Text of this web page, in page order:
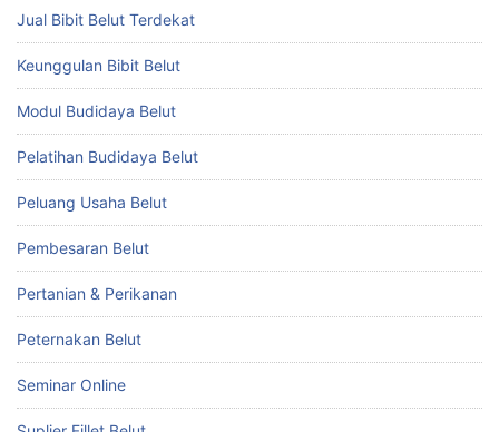
Jual Bibit Belut Terdekat
Keunggulan Bibit Belut
Modul Budidaya Belut
Pelatihan Budidaya Belut
Peluang Usaha Belut
Pembesaran Belut
Pertanian & Perikanan
Peternakan Belut
Seminar Online